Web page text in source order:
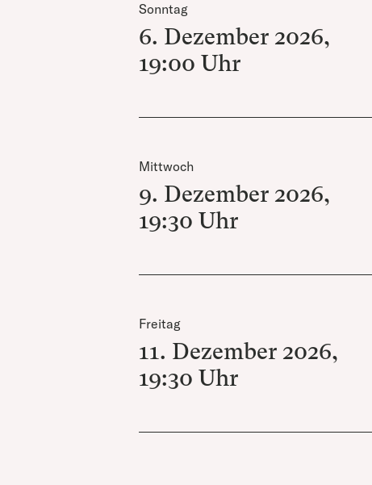
Sonntag
6. Dezember 2026,
19:00 Uhr
Mittwoch
9. Dezember 2026,
19:30 Uhr
Freitag
11. Dezember 2026,
19:30 Uhr